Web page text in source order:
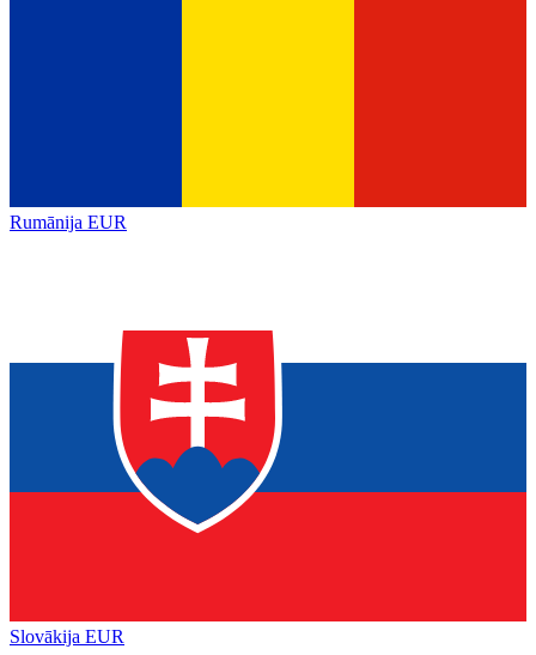
Rumānija EUR
Slovākija EUR